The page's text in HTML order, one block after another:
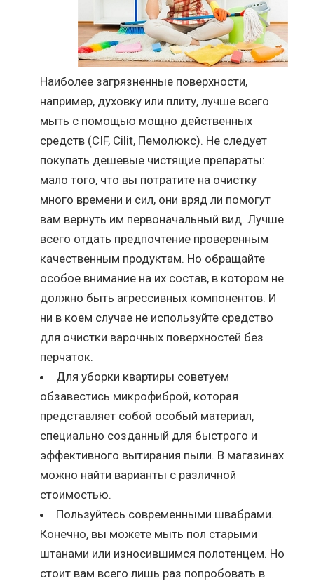
Наиболее загрязненные поверхности,
например, духовку или плиту, лучше всего
мыть с помощью мощно действенных
средств (CIF, Cilit, Пемолюкс). Не следует
покупать дешевые чистящие препараты:
мало того, что вы потратите на очистку
много времени и сил, они вряд ли помогут
вам вернуть им первоначальный вид. Лучше
всего отдать предпочтение проверенным
качественным продуктам. Но обращайте
особое внимание на их состав, в котором не
должно быть агрессивных компонентов. И
ни в коем случае не используйте средство
для очистки варочных поверхностей без
перчаток.
Для уборки квартиры советуем
обзавестись микрофиброй, которая
представляет собой особый материал,
специально созданный для быстрого и
эффективного вытирания пыли. В магазинах
можно найти варианты с различной
стоимостью.
Пользуйтесь современными швабрами.
Конечно, вы можете мыть пол старыми
штанами или износившимся полотенцем. Но
стоит вам всего лишь раз попробовать в